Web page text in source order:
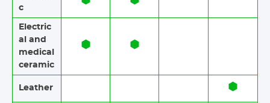
c​​
Electric
al and
medical
ceramic
Leather